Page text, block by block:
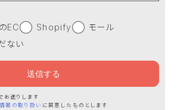
EC Shopify
モール
ない
お送りします
報の取り扱い に同意したものとします